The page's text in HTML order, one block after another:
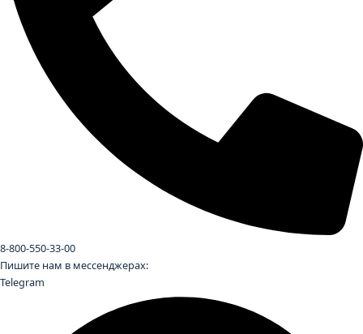
8-800-550-33-00
Пишите нам в мессенджерах:
Telegram